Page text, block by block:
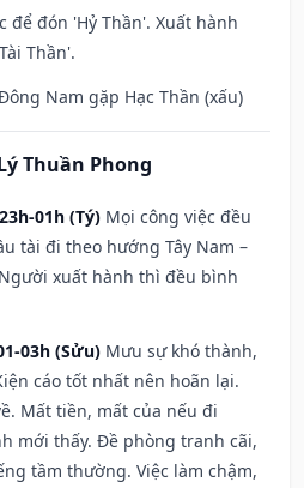
để đón 'Hỷ Thần'. Xuất hành
Thần'.
Nam gặp Hạc Thần (xấu)
Thuần Phong
01h (Tý) Mọi công việc đều
tài đi theo hướng Tây Nam –
xuất hành thì đều bình
03h (Sửu) Mưu sự khó thành,
cáo tốt nhất nên hoãn lại.
Mất tiền, mất của nếu đi
mới thấy. Đề phòng tranh cãi,
tầm thường. Việc làm chậm,